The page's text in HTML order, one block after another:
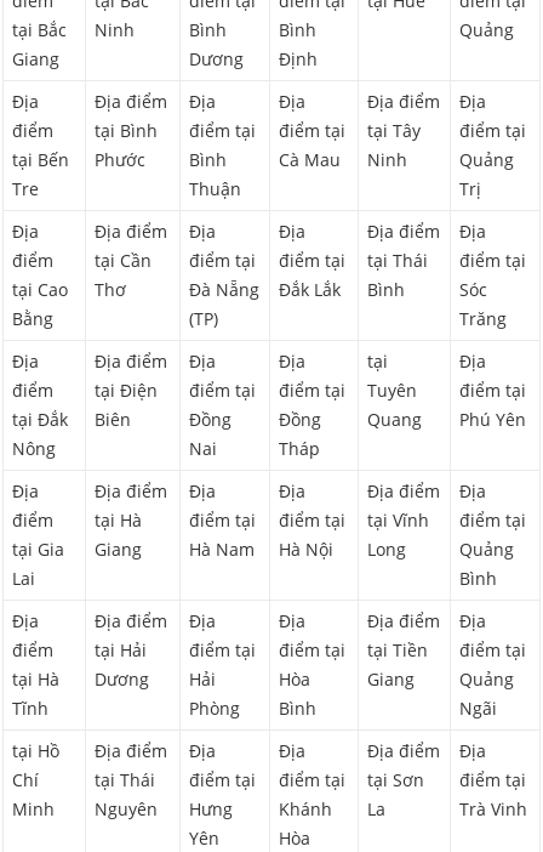
tại Bắc
Giang
Ninh
Bình
Dương
Bình
Định
Quảng
Địa
điểm
tại Bến
Tre
Địa điểm
tại Bình
Phước
Địa
điểm tại
Bình
Thuận
Địa
điểm tại
Cà Mau
Địa điểm
tại Tây
Ninh
Địa
điểm tại
Quảng
Trị
Địa
điểm
tại Cao
Bằng
Địa điểm
tại Cần
Thơ
Địa
điểm tại
Đà Nẵng
(TP)
Địa
điểm tại
Đắk Lắk
Địa điểm
tại Thái
Bình
Địa
điểm tại
Sóc
Trăng
Địa
điểm
tại Đắk
Nông
Địa điểm
tại Điện
Biên
Địa
điểm tại
Đồng
Nai
Địa
điểm tại
Đồng
Tháp
tại
Tuyên
Quang
Địa
điểm tại
Phú Yên
Địa
điểm
tại Gia
Lai
Địa điểm
tại Hà
Giang
Địa
điểm tại
Hà Nam
Địa
điểm tại
Hà Nội
Địa điểm
tại Vĩnh
Long
Địa
điểm tại
Quảng
Bình
Địa
điểm
tại Hà
Tĩnh
Địa điểm
tại Hải
Dương
Địa
điểm tại
Hải
Phòng
Địa
điểm tại
Hòa
Bình
Địa điểm
tại Tiền
Giang
Địa
điểm tại
Quảng
Ngãi
tại Hồ
Chí
Minh
Địa điểm
tại Thái
Nguyên
Địa
điểm tại
Hưng
Yên
Địa
điểm tại
Khánh
Hòa
Địa điểm
tại Sơn
La
Địa
điểm tại
Trà Vinh